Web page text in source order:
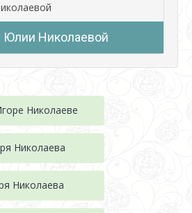
Юлии Николаевой
Николаеве
Николаева
Николаева